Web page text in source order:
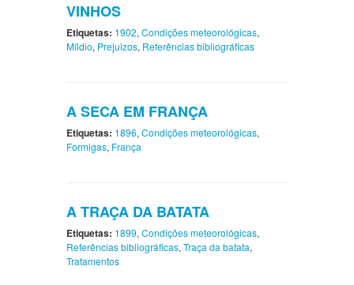
VINHOS
Etiquetas: 1902, Condições meteorológicas,
Míldio, Prejuizos, Referências bibliográficas
A SECA EM FRANÇA
Etiquetas: 1896, Condições meteorológicas,
Formigas, França
A TRAÇA DA BATATA
Etiquetas: 1899, Condições meteorológicas,
Referências bibliográficas, Traça da batata,
Tratamentos